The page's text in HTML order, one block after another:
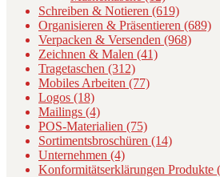
Schreiben & Notieren (619)
Organisieren & Präsentieren (689)
Verpacken & Versenden (968)
Zeichnen & Malen (41)
Tragetaschen (312)
Mobiles Arbeiten (77)
Logos (18)
Mailings (4)
POS-Materialien (75)
Sortimentsbroschüren (14)
Unternehmen (4)
Konformitätserklärungen Produkte